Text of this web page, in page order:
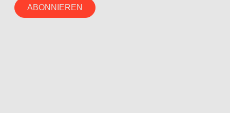
ABONNIEREN